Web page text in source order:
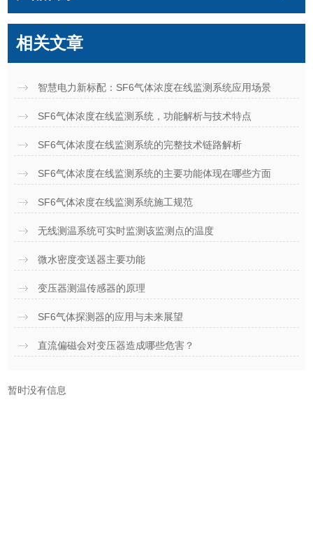
相关文章
智慧电力新标配：SF6气体浓度在线监测系统应用场景
SF6气体浓度在线监测系统，功能解析与技术特点
SF6气体浓度在线监测系统的完整技术链路解析
SF6气体浓度在线监测系统的主要功能体现在哪些方面
SF6气体浓度在线监测系统施工规范
无线测温系统可实时监测该监测点的温度
微水密度变送器主要功能
变压器测温传感器的原理
SF6气体探测器的应用与未来展望
直流偏磁会对变压器造成哪些危害？
暂时没有信息